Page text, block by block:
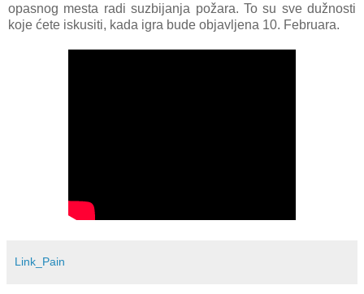
opasnog mesta radi suzbijanja požara. To su sve dužnosti
koje ćete iskusiti, kada igra bude objavljena 10. Februara.
Link_Pain